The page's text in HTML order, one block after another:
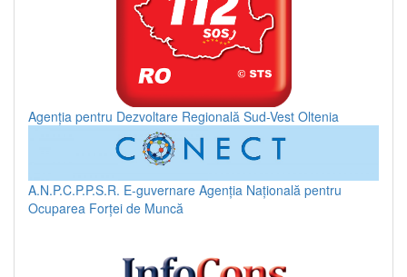
Agenția pentru Dezvoltare Regională Sud-Vest Oltenia
A.N.P.C.P.P.S.R. E-guvernare Agenția Națională pentru
Ocuparea Forței de Muncă